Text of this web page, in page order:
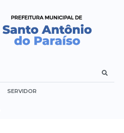
SERVIDOR